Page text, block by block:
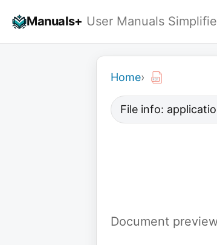
Manuals+ User Manuals
Home›
File info:
Document